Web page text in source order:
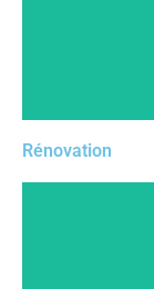
Rénovation